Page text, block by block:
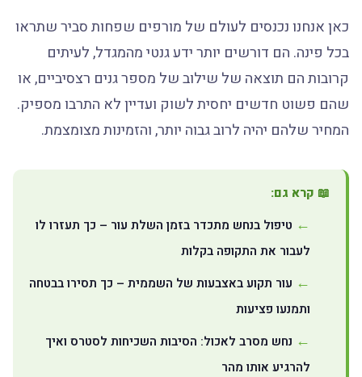
כאן אנחנו נכנסים לעולם של מורפים שפחות סביר שתראו
בכל פינה. הם דורשים יותר ידע גנטי מהמגדל, לעיתים
קרובות הם תוצאה של שילוב של מספר גנים רצסיביים, או
שהם פשוט חדשים יחסית לשוק ועדיין לא התרבו מספיק.
המחיר שלהם יהיה לרוב גבוה יותר, והזמינות מצומצמת.
📖 קרא גם:
טיפול בנחש מתכדר בזמן השלת עור – כך תעזרו לו
לעבור את התקופה בקלות
עור תקוע באצבעות של השממית – כך תסירו בבטחה
ותמנעו פציעות
נחש מסרב לאכול: הסיבות השכיחות לסטרס ואיך
להרגיע אותו מהר